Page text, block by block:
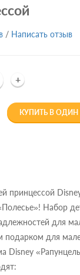
/ Написать отзыв
+
КУПИТЬ В
принцессой
Набор
для
подарком для
Disney